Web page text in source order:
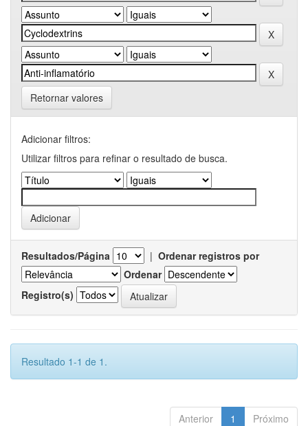
Retornar valores
Adicionar filtros:
Utilizar filtros para refinar o resultado de busca.
Resultados/Página | Ordenar registros por
Ordenar
Registro(s)
Resultado 1-1 de 1.
Anterior 1 Próximo